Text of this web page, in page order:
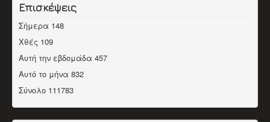
Επισκέψεις
Σήμερα 148
Χθές 109
Αυτή την εβδομάδα 457
Αυτό το μήνα 832
Σύνολο 111783